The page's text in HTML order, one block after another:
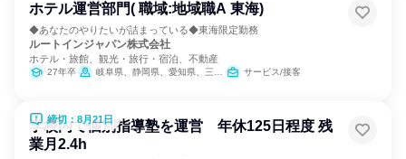
ホテル運営部門( 職域:地域職A 東海)
◆あなたのやりたいが詰まっている◆東海限定勤務
ルートインジャパン株式会社
ホテル・旅館、観光・旅行・宿泊、不動産
27年卒 岐阜県、静岡県、愛知県、三重県 サービス/接客
締切：8月21日
学校内で個別指導塾を運営 年休125日程度 残
業月2.4h